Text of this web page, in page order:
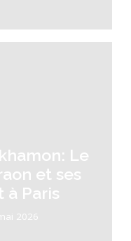
Le
et ses
à Paris
2026